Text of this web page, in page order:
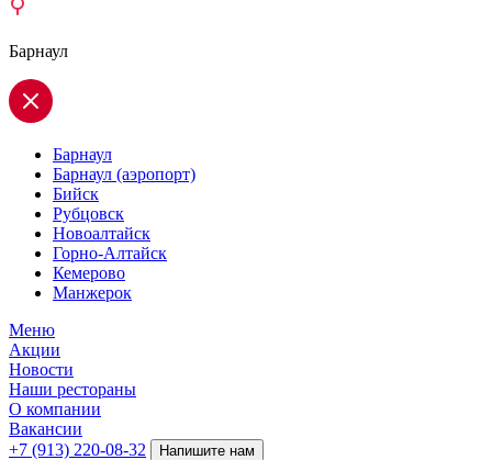
Барнаул
Барнаул
Барнаул (аэропорт)
Бийск
Рубцовск
Новоалтайск
Горно-Алтайск
Кемерово
Манжерок
Меню
Акции
Новости
Наши рестораны
О компании
Вакансии
+7 (913) 220-08-32
Напишите нам